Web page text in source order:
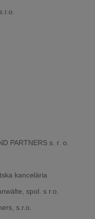
PARTNERS s. r. o.
kancelária
spol. s r.o.
s.r.o.